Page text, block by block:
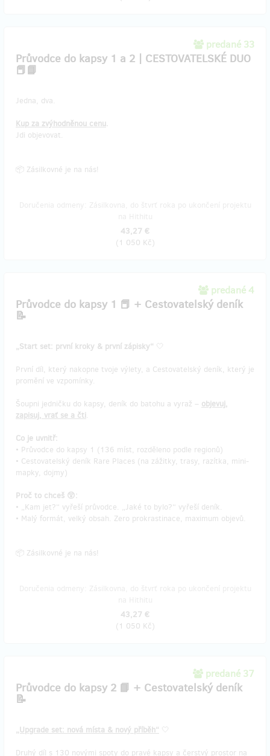
predané 33
Průvodce do kapsy 1 a 2 | CESTOVATELSKÉ DUO
📕📘
Jedna, dva.
Kup za zvýhodněnou cenu.
Jdi objevovat.
📦 Zásilkovné je na nás!
43,27 €
(1 050 Kč)
predané 4
Průvodce do kapsy 1 📕 + Cestovatelský deník
📝
​„Start set: první kroky & první zápisky“
První díl, který nakopne tvoje výlety, a Cestovatelský deník, který je
promění ve vzpomínky.
Šoupni jedničku do kapsy, deník do batohu a vyraž – objevuj,
zapisuj, vrať se a čti.
Co je uvnitř:
• Průvodce do kapsy 1 (136 míst, rozděleno podle regionů)
• Cestovatelský deník Rare Places (na zážitky, trasy, razítka, mini-
mapky, dojmy)
Proč to chceš 😲:
• „Kam jet?“ vyřeší průvodce. „Jaké to bylo?“ vyřeší deník.
• Malý formát, velký obsah. Zero prokrastinace, maximum objevů.
📦 Zásilkovné je na nás!
43,27 €
(1 050 Kč)
predané 37
Průvodce do kapsy 2 📘 + Cestovatelský deník
📝
„Upgrade set: nová místa & nový příběh“
Druhý díl s 130 novými spoty do pravé kapsy a čerstvý prostor na